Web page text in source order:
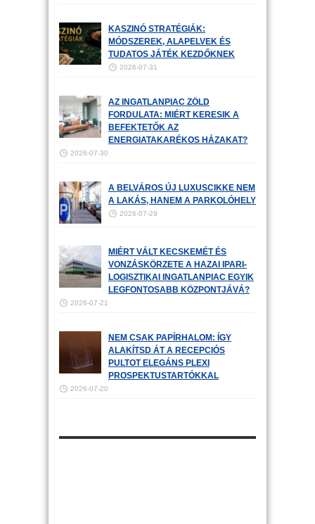
KASZINÓ STRATÉGIÁK:
MÓDSZEREK, ALAPELVEK ÉS
TUDATOS JÁTÉK KEZDŐKNEK
2026-07-31
AZ INGATLANPIAC ZÖLD
FORDULATA: MIÉRT KERESIK A
BEFEKTETŐK AZ
ENERGIATAKARÉKOS HÁZAKAT?
2026-07-30
A BELVÁROS ÚJ LUXUSCIKKE NEM
A LAKÁS, HANEM A PARKOLÓHELY
2026-07-29
MIÉRT VÁLT KECSKEMÉT ÉS
VONZÁSKÖRZETE A HAZAI IPARI-
LOGISZTIKAI INGATLANPIAC EGYIK
LEGFONTOSABB KÖZPONTJÁVÁ?
2026-07-21
NEM CSAK PAPÍRHALOM: ÍGY
ALAKÍTSD ÁT A RECEPCIÓS
PULTOT ELEGÁNS PLEXI
PROSPEKTUSTARTÓKKAL
2026-07-20